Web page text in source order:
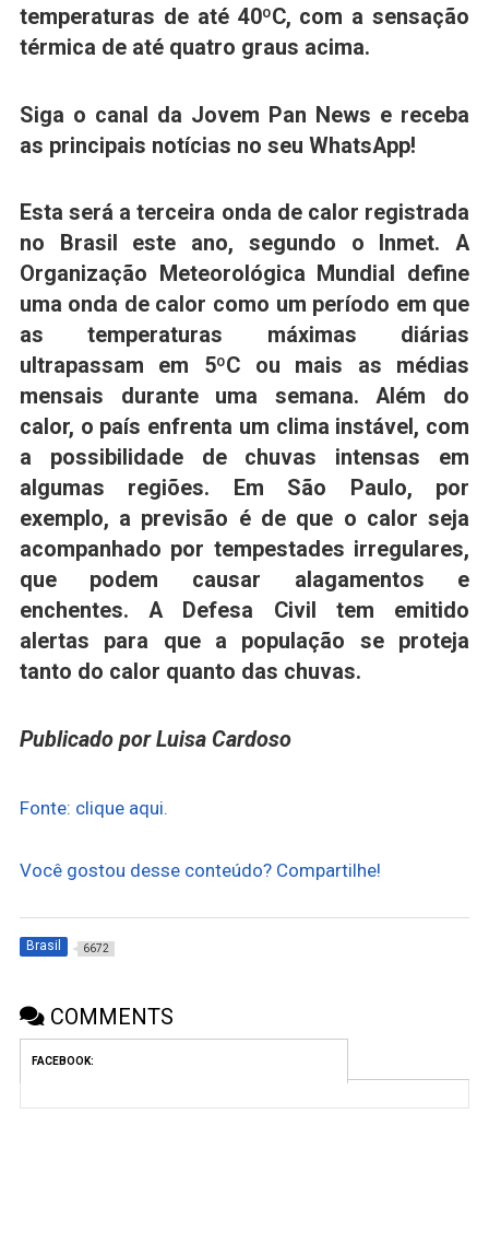
temperaturas de até 40ºC, com a sensação
térmica de até quatro graus acima.
Siga o canal da Jovem Pan News e receba
as principais notícias no seu WhatsApp!
Esta será a terceira onda de calor registrada
no Brasil este ano, segundo o Inmet. A
Organização Meteorológica Mundial define
uma onda de calor como um período em que
as temperaturas máximas diárias
ultrapassam em 5ºC ou mais as médias
mensais durante uma semana. Além do
calor, o país enfrenta um clima instável, com
a possibilidade de chuvas intensas em
algumas regiões. Em São Paulo, por
exemplo, a previsão é de que o calor seja
acompanhado por tempestades irregulares,
que podem causar alagamentos e
enchentes. A Defesa Civil tem emitido
alertas para que a população se proteja
tanto do calor quanto das chuvas.
Publicado por Luisa Cardoso
Fonte: clique aqui.
Você gostou desse conteúdo? Compartilhe!
Brasil 6672
COMMENTS
FACEBOOK: